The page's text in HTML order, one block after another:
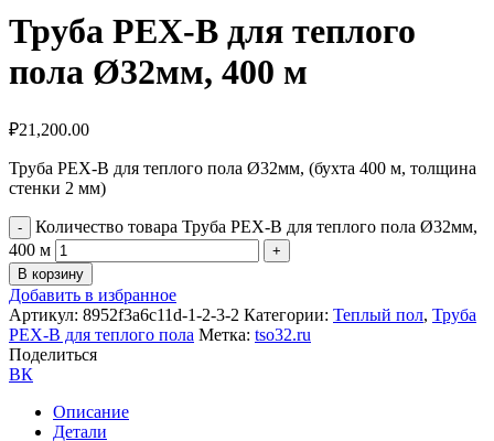
Труба PEX-B для теплого
пола Ø32мм, 400 м
₽21,200.00
Труба PEX-B для теплого пола Ø32мм, (бухта 400 м, толщина
стенки 2 мм)
Количество товара Труба PEX-B для теплого пола Ø32мм,
400 м
В корзину
Добавить в избранное
Артикул: 8952f3a6c11d-1-2-3-2 Категории: Теплый пол, Труба
PEX-B для теплого пола Метка: tso32.ru
Поделиться
ВК
Описание
Детали